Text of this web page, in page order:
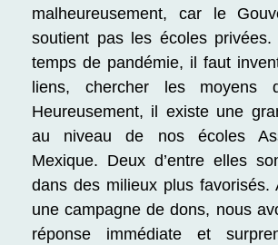
malheureusement, car le
soutient pas les écoles
temps de pandémie, il faut
liens, chercher les moyens
Heureusement, il existe une
au niveau de nos écoles
Mexique. Deux d’entre elles
dans des milieux plus favorisés.
une campagne de dons, nous
réponse immédiate et